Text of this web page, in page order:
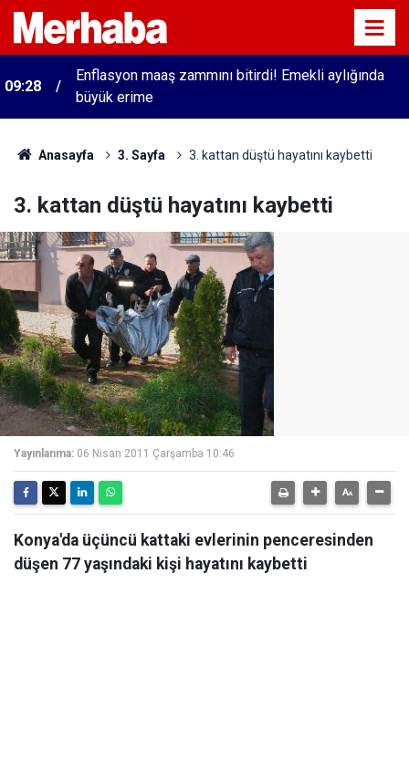
09:28
Enflasyon maaş zammını bitirdi! Emekli aylığında
büyük erime
Anasayfa 3. Sayfa 3. kattan düştü hayatını kaybetti
3. kattan düştü hayatını kaybetti
Yayınlanma: 06 Nisan 2011 Çarşamba 10:46
Konya'da üçüncü kattaki evlerinin penceresinden
düşen 77 yaşındaki kişi hayatını kaybetti